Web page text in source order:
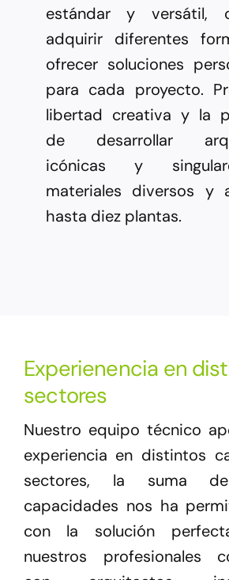
estándar y versátil,
adquirir diferentes
ofrecer soluciones
para cada proyecto.
libertad creativa y la
de desarrollar
icónicas y
materiales diversos y
hasta diez plantas.
Experienencia en
sectores
Nuestro equipo técnico
experiencia en distintos
sectores, la suma
capacidades nos ha
con la solución
nuestros profesionales